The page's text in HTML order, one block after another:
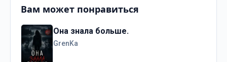
Вам может понравиться
Она знала больше.
GrenKa